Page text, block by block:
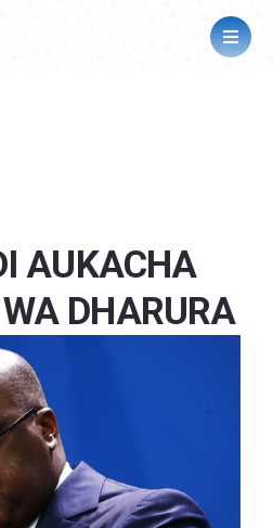
AUKACHA
DHARURA